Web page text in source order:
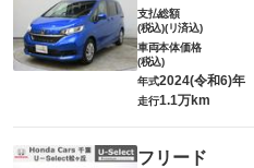
支払総額
(税込)(リ済込)
車両本体価格
(税込)
年式2024(令和6)年
走行1.1万km
フリード